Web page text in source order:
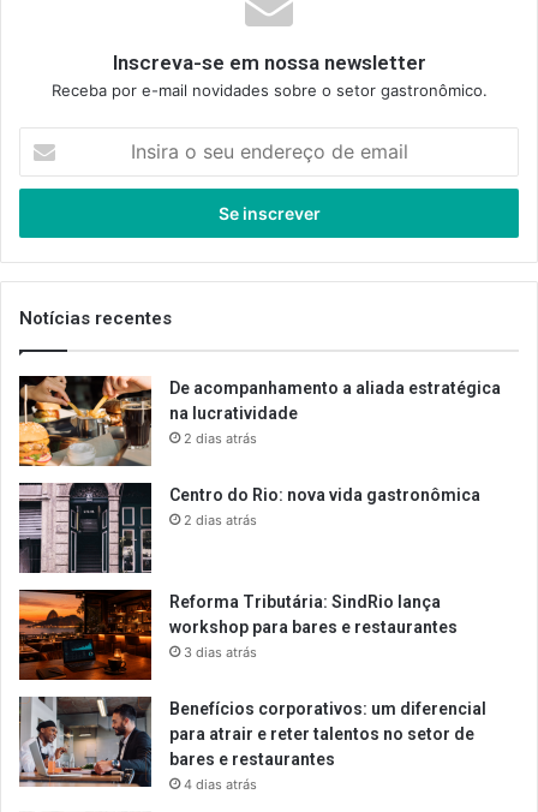
Inscreva-se em nossa newsletter
Receba por e-mail novidades sobre o setor gastronômico.
seu
de
email
Notícias recentes
De acompanhamento a aliada estratégica
na lucratividade
2 dias atrás
Centro do Rio: nova vida gastronômica
2 dias atrás
Reforma Tributária: SindRio lança
workshop para bares e restaurantes
3 dias atrás
Benefícios corporativos: um diferencial
para atrair e reter talentos no setor de
bares e restaurantes
4 dias atrás